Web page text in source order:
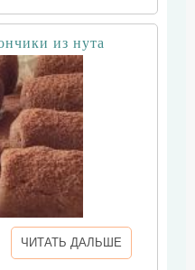
из нута
ЧИТАТЬ ДАЛЬШЕ